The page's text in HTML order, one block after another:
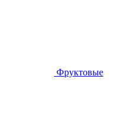
Фруктовые